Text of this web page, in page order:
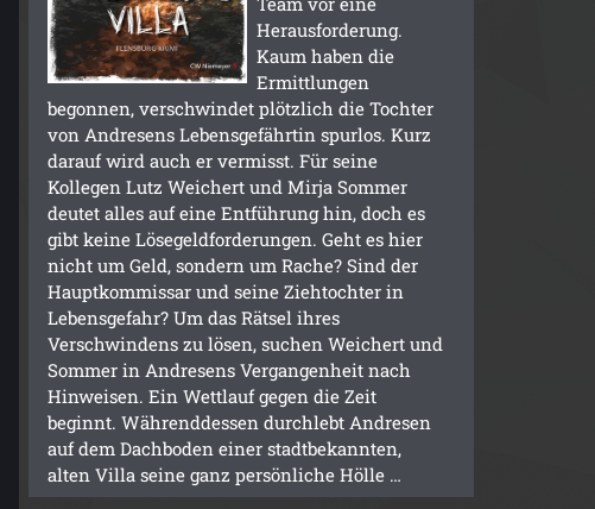
Herausforderung.
Kaum haben die
Ermittlungen
begonnen, verschwindet plötzlich die Tochter
von Andresens Lebensgefährtin spurlos. Kurz
darauf wird auch er vermisst. Für seine
Kollegen Lutz Weichert und Mirja Sommer
deutet alles auf eine Entführung hin, doch es
gibt keine Lösegeldforderungen. Geht es hier
nicht um Geld, sondern um Rache? Sind der
Hauptkommissar und seine Ziehtochter in
Lebensgefahr? Um das Rätsel ihres
Verschwindens zu lösen, suchen Weichert und
Sommer in Andresens Vergangenheit nach
Hinweisen. Ein Wettlauf gegen die Zeit
beginnt. Währenddessen durchlebt Andresen
auf dem Dachboden einer stadtbekannten,
alten Villa seine ganz persönliche Hölle …